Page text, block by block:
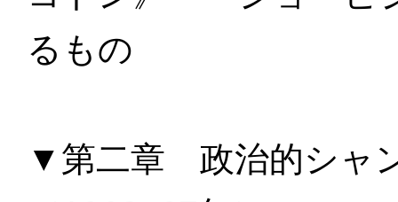
るもの
▼第二章 政治的シャ